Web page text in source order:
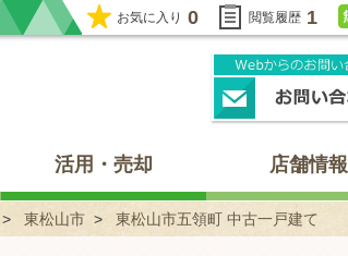
お気に入り 0 閲覧履歴 1
活用・売却 店舗情報
東松山市 東松山市五領町 中古一戸建て